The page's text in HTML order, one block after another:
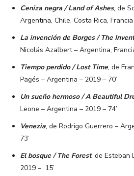
Ceniza negra / Land of Ashes, de
Argentina, Chile, Costa Rica, Francia
La invención de Borges / The
Nicolás Azalbert – Argentina,
Tiempo perdido / Lost Time, de
Pagés – Argentina – 2019 – 70’
Un sueño hermoso / A Beautiful
Leone – Argentina – 2019 – 74’
Venezia, de Rodrigo Guerrero –
73’
El bosque / The Forest, de Esteban
2019 – 15’